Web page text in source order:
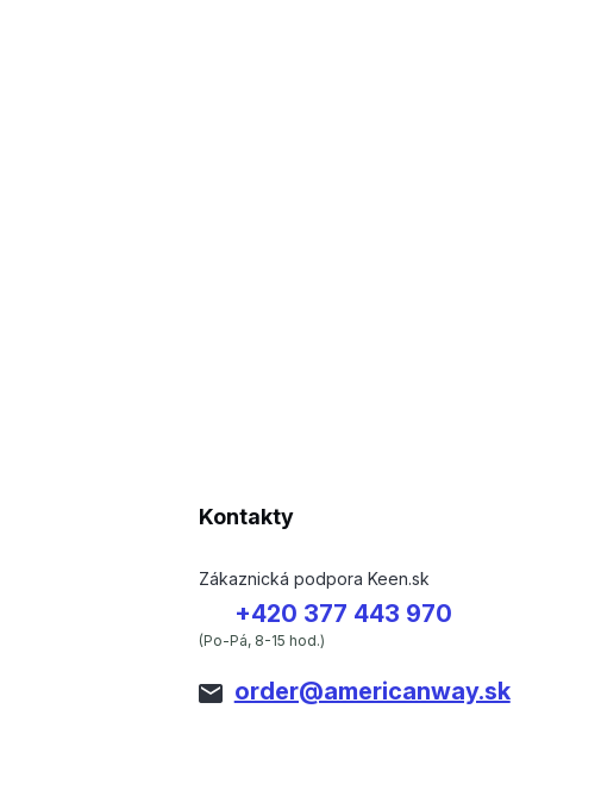
Kontakty
Zákaznická podpora Keen.sk
+420 377 443 970
(Po-Pá, 8-15 hod.)
order@americanway.sk